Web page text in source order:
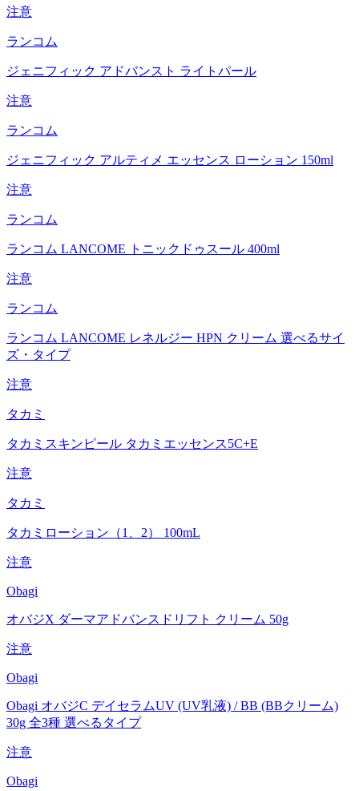
注意
ランコム
ジェニフィック アドバンスト ライトパール
注意
ランコム
ジェニフィック アルティメ エッセンス ローション 150ml
注意
ランコム
ランコム LANCOME トニックドゥスール 400ml
注意
ランコム
ランコム LANCOME レネルジー HPN クリーム 選べるサイ
ズ・タイプ
注意
タカミ
タカミスキンピール タカミエッセンス5C+E
注意
タカミ
タカミローション（1、2） 100mL
注意
Obagi
オバジX ダーマアドバンスドリフト クリーム 50g
注意
Obagi
Obagi オバジC デイセラムUV (UV乳液) / BB (BBクリーム)
30g 全3種 選べるタイプ
注意
Obagi